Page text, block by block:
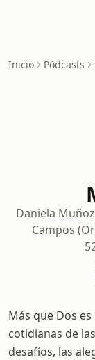
Inicio Pódcasts
Daniela
Campos
Más que Dos
cotidianas de
desafíos, las